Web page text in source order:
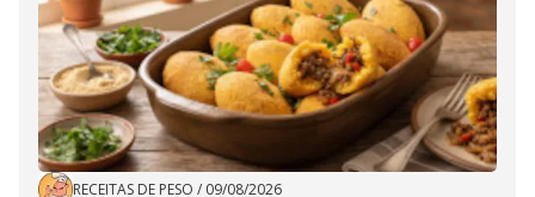
RECEITAS DE PESO / 09/08/2026